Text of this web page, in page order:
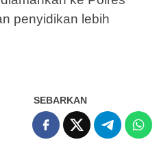
penyidikan lebih
SEBARKAN